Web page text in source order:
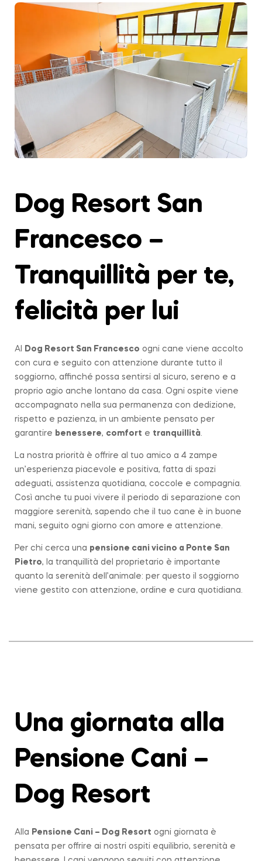
Dog Resort San
Francesco –
Tranquillità per te,
felicità per lui
Al Dog Resort San Francesco ogni cane viene accolto
con cura e seguito con attenzione durante tutto il
soggiorno, affinché possa sentirsi al sicuro, sereno e a
proprio agio anche lontano da casa. Ogni ospite viene
accompagnato nella sua permanenza con dedizione,
rispetto e pazienza, in un ambiente pensato per
garantire benessere, comfort e tranquillità
La nostra priorità è offrire al tuo amico a 4 zampe
un’esperienza piacevole e positiva, fatta di spazi
adeguati, assistenza quotidiana, coccole e compagnia.
Così anche tu puoi vivere il periodo di separazione con
maggiore serenità, sapendo che il tuo cane è in buone
mani, seguito ogni giorno con amore e attenzione.
Per chi cerca una pensione cani vicino a Ponte San
Pietro, la tranquillità del proprietario è importante
quanto la serenità dell’animale: per questo il soggiorno
viene gestito con attenzione, ordine e cura quotidiana.
Una giornata alla
Pensione Cani –
Dog Resort
Alla Pensione Cani – Dog Resort ogni giornata è
pensata per offrire ai nostri ospiti equilibrio, serenità e